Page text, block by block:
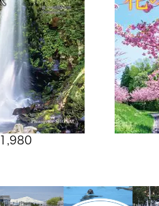
1,980